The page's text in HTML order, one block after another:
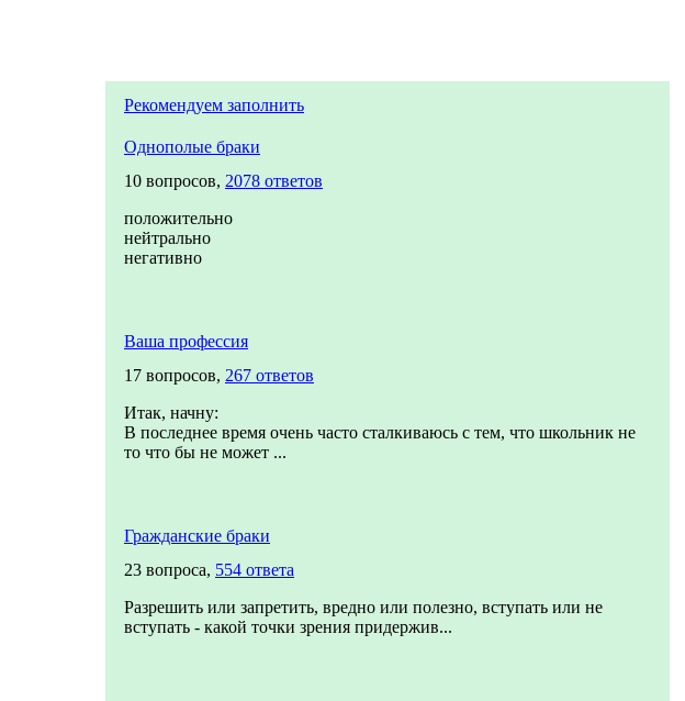
Рекомендуем заполнить
Однополые браки
10 вопросов, 2078 ответов
положительно
нейтрально
негативно
Ваша профессия
17 вопросов, 267 ответов
Итак, начну:
В последнее время очень часто сталкиваюсь с тем, что школьник не
то что бы не может ...
Гражданские браки
23 вопроса, 554 ответа
Разрешить или запретить, вредно или полезно, вступать или не
вступать - какой точки зрения придержив...